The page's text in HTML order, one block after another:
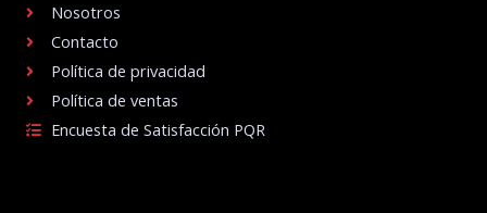
Nosotros
Contacto
Política de privacidad
Política de ventas
Encuesta de Satisfacción PQR